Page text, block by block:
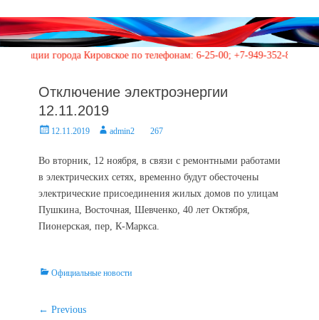
for:
города Кировское по телефонам: 6-25-00; +7-949-352-87-40, 113
Отключение электроэнергии
12.11.2019
Posted12.11.2019 Authoradmin2 267
Во вторник, 12 ноября, в связи с ремонтными работами
в электрических сетях, временно будут обесточены
электрические присоединения жилых домов по улицам
Пушкина, Восточная, Шевченко, 40 лет Октября,
Пионерская, пер, К-Маркса.
Categories
Официальные новости
Навигация
← Previous